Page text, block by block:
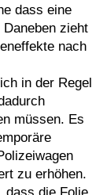
dass eine
zieht
nach
in der Regel
müssen. Es
zu erhöhen.